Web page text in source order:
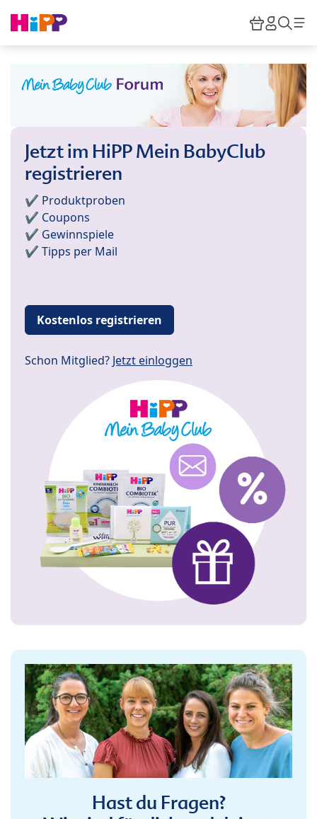
HiPP
Jetzt im HiPP Mein BabyClub
registrieren
✔️ Produktproben
✔️ Coupons
✔️ Gewinnspiele
✔️ Tipps per Mail
Kostenlos registrieren
Schon Mitglied? Jetzt einloggen
Hast du Fragen?